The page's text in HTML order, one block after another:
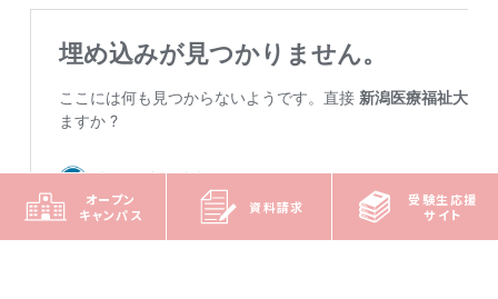
オープン
キャンパス
資料請求
受験生応援
サイト